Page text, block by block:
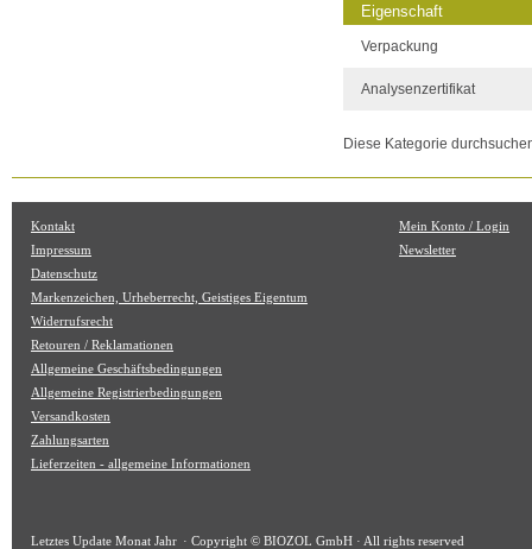
Eigenschaft
Verpackung
Analysenzertifikat
Diese Kategorie
Kontakt
Impressum
Datenschutz
Markenzeichen, Urheberrecht, Geistiges Eigentum
Widerrufsrecht
Retouren / Reklamationen
Allgemeine Geschäftsbedingungen
Allgemeine Registrierbedingungen
Versandkosten
Zahlungsarten
Lieferzeiten - allgemeine Informationen
Mein Konto / Login
Newsletter
Letztes Update Monat Jahr · Copyright © BIOZOL GmbH · All rights reserved